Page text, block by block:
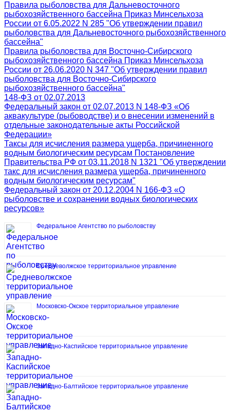
Правила рыболовства для Дальневосточного
рыбохозяйственного бассейна Приказ Минсельхоза
России от 6.05.2022 N 285 "Об утверждении правил
рыболовства для Дальневосточного рыбохозяйственного
бассейна"
Правила рыболовства для Восточно-Сибирского
рыбохозяйственного бассейна Приказ Минсельхоза
России от 26.06.2020 N 347 "Об утверждении правил
рыболовства для Восточно-Сибирского
рыбохозяйственного бассейна"
148-ФЗ от 02.07.2013
Федеральный закон от 02.07.2013 N 148-ФЗ «Об
аквакультуре (рыбоводстве) и о внесении изменений в
отдельные законодательные акты Российской
Федерации»
Таксы для исчисления размера ущерба, причиненного
водным биологическим ресурсам Постановление
Правительства РФ от 03.11.2018 N 1321 "Об утверждении
такс для исчисления размера ущерба, причиненного
водным биологическим ресурсам"
Федеральный закон от 20.12.2004 N 166-ФЗ «О
рыболовстве и сохранении водных биологических
ресурсов»
Федеральное Агентство по рыболовству
Средневолжское территориальное управление
Московско-Окское территориальное управление
Западно-Каспийское территориальное управление
Западно-Балтийское территориальное управление